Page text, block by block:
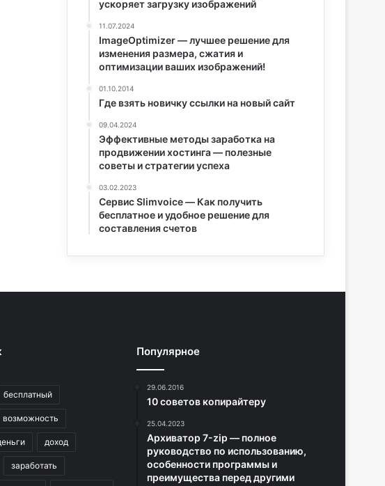
ускоряет загрузку изображений
11.07.2024
ImageOptimizer — лучшее решение для
изменения размера, сжатия и
оптимизации ваших изображений!
01.10.2014
Где взять новичку ссылки на новый сайт
09.04.2024
Эффективные методы заработка на
продвижении хостинга — полезные
советы и стратегии успеха
03.02.2023
Сервис Slimvoice — Как получить
бесплатное и удобное решение для
составления счетов
бесплатный
возможность
доход
заработать
Популярное
29.06.2016
10 советов копирайтеру
25.04.2023
Архиватор 7-zip — полное
руководство по использованию,
особенности программы и
преимущества перед другими